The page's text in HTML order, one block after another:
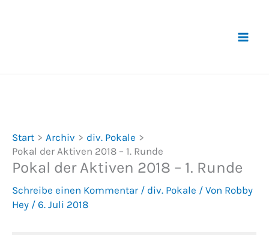
Start Archiv
div. Pokale
Pokal der Aktiven 2018 – 1. Runde
Pokal der Aktiven 2018 – 1. Runde
Schreibe einen Kommentar / div. Pokale / Von Robby
Hey / 6. Juli 2018